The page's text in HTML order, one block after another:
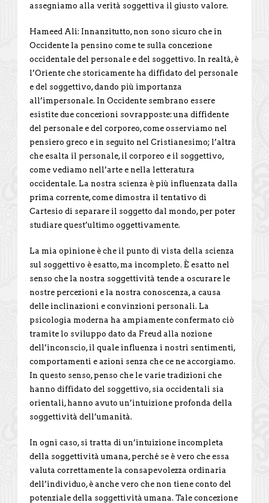
assegniamo alla verità soggettiva il giusto valore.
Hameed Ali: Innanzitutto, non sono sicuro che in
Occidente la pensino come te sulla concezione
occidentale del personale e del soggettivo. In realtà, è
l’Oriente che storicamente ha diffidato del personale
e del soggettivo, dando più importanza
all’impersonale. In Occidente sembrano essere
esistite due concezioni sovrapposte: una diffidente
del personale e del corporeo, come osserviamo nel
pensiero greco e in seguito nel Cristianesimo; l’altra
che esalta il personale, il corporeo e il soggettivo,
come vediamo nell’arte e nella letteratura
occidentale. La nostra scienza è più influenzata dalla
prima corrente, come dimostra il tentativo di
Cartesio di separare il soggetto dal mondo, per poter
studiare quest’ultimo oggettivamente.
La mia opinione è che il punto di vista della scienza
sul soggettivo è esatto, ma incompleto. È esatto nel
senso che la nostra soggettività tende a oscurare le
nostre percezioni e la nostra conoscenza, a causa
delle inclinazioni e convinzioni personali. La
psicologia moderna ha ampiamente confermato ciò
tramite lo sviluppo dato da Freud alla nozione
dell’inconscio, il quale influenza i nostri sentimenti,
comportamenti e azioni senza che ce ne accorgiamo.
In questo senso, penso che le varie tradizioni che
hanno diffidato del soggettivo, sia occidentali sia
orientali, hanno avuto un’intuizione profonda della
soggettività dell’umanità.
In ogni caso, si tratta di un’intuizione incompleta
della soggettività umana, perché se è vero che essa
valuta correttamente la consapevolezza ordinaria
dell’individuo, è anche vero che non tiene conto del
potenziale della soggettività umana. Tale concezione